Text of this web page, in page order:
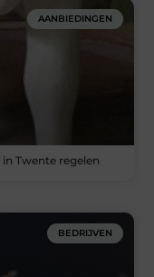
AANBIEDINGEN
Twente regelen
BEDRIJVEN